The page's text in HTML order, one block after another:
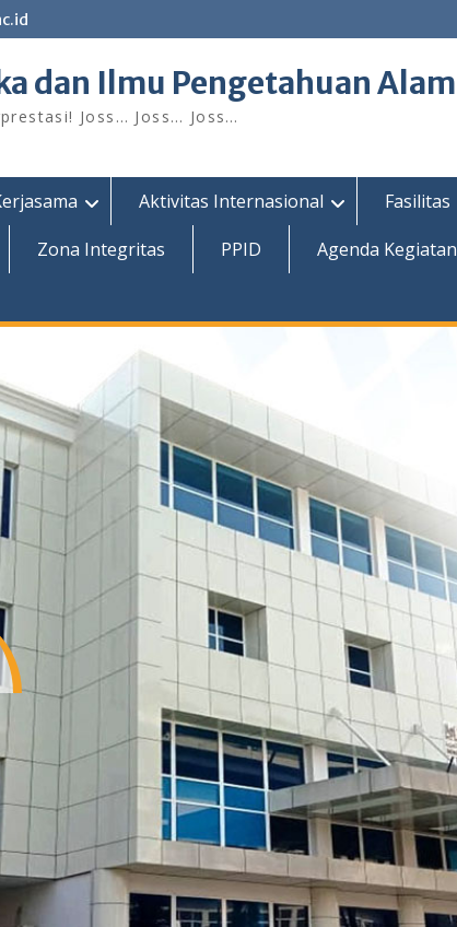
dan Ilmu Pengetahuan Alam
Joss… Joss… Joss…
Aktivitas Internasional Fasilitas
Zona Integritas PPID Agenda Kegiatan